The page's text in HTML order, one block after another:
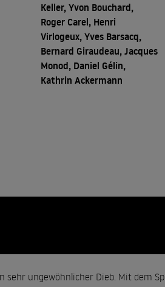
Keller, Yvon Bouchard,
Roger Carel, Henri
Virlogeux, Yves Barsacq,
Bernard Giraudeau, Jacques
Monod, Daniel Gélin,
Kathrin Ackermann
sehr ungewöhnlicher Dieb. Mit dem